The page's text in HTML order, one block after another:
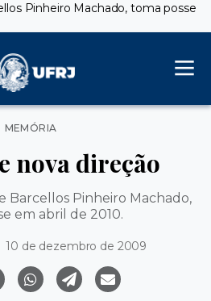
Pinheiro Machado, toma posse
Categorias
MEMÓRIA
nova direção
Barcellos Pinheiro Machado,
em abril de 2010.
10 de dezembro de 2009